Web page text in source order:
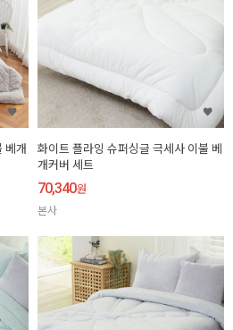
베개
화이트 플라잉 슈퍼싱글 극세사 이불 베
개커버 세트
70,340원
본사